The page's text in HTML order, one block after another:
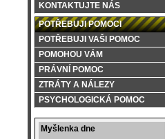
KONTAKTUJTE NÁS
POTŘEBUJI POMOCI
POTŘEBUJI VAŠI POMOC
POMOHOU VÁM
PRÁVNÍ POMOC
ZTRÁTY A NÁLEZY
PSYCHOLOGICKÁ POMOC
Myšlenka dne